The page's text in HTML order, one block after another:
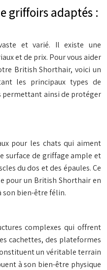
griffoirs adaptés :
et varié. Il existe une
et de prix. Pour vous aider
British Shorthair, voici un
les principaux types de
permettant ainsi de protéger
pour les chats qui aiment
surface de griffage ample et
du dos et des épaules. Ce
pour un British Shorthair en
bien-être félin.
complexes qui offrent
cachettes, des plateformes
un véritable terrain
à son bien-être physique